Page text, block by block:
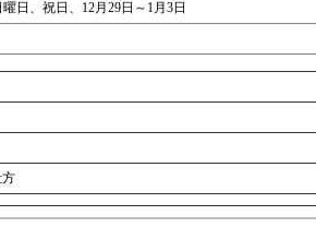
日、祝日、12月29日～1月3日